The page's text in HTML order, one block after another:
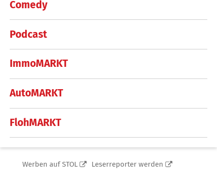
Comedy
Podcast
ImmoMARKT
AutoMARKT
FlohMARKT
Werben auf STOL
Leserreporter werden